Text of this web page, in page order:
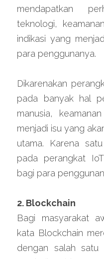
mendapatkan
teknologi,
indikasi yang
para penggunanya.
Dikarenakan
pada banyak hal
manusia,
menjadi isu yang
utama. Karena
pada perangkat
bagi para
2. Blockchain
Bagi masyarakat
kata Blockchain
dengan salah